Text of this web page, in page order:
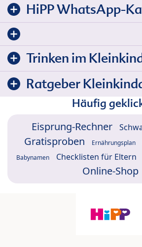
HiPP WhatsApp-
Trinken im
Ratgeber
Häufig
Eisprung-Rechner
Gratisproben Ernährungsplan
Babynamen Checklisten für Eltern
Online-Shop